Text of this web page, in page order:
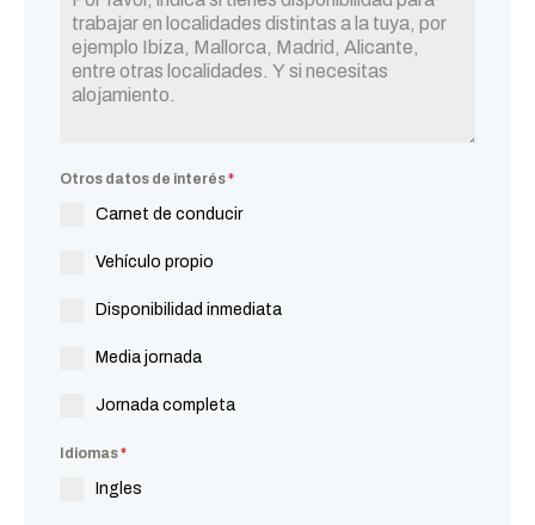
Otros datos de interés*
Carnet de conducir
Vehículo propio
Disponibilidad inmediata
Media jornada
Jornada completa
Idiomas*
Ingles